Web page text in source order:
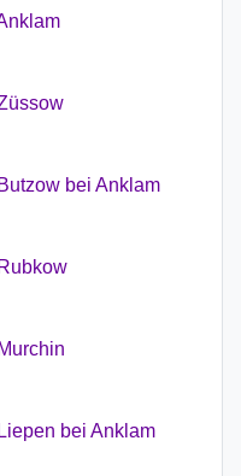
bei Anklam
bei Anklam